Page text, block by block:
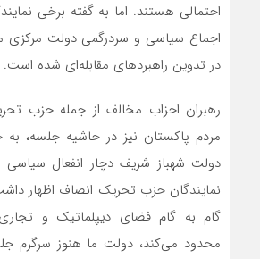
احتمالی هستند. اما به گفته برخی
اجماع سیاسی و سردرگمی دولت
در تدوین راهبردهای مقابله‌ای شده است.
رهبران احزاب مخالف از جمله حزب
مردم پاکستان نیز در حاشیه جلسه، به
دولت شهباز شریف دچار انفعال
نمایندگان حزب تحریک انصاف اظهار
گام به گام فضای دیپلماتیک و
محدود می‌کند، دولت ما هنوز سرگرم